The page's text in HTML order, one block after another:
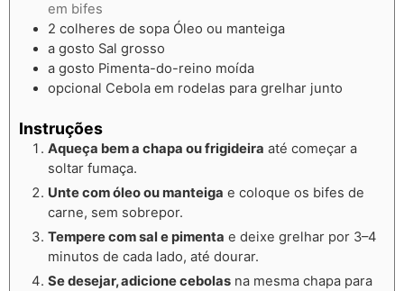
em bifes
2 colheres de sopa Óleo ou manteiga
a gosto Sal grosso
a gosto Pimenta-do-reino moída
opcional Cebola em rodelas para grelhar junto
Instruções
Aqueça bem a chapa ou frigideira até começar a
soltar fumaça.
Unte com óleo ou manteiga e coloque os bifes de
carne, sem sobrepor.
Tempere com sal e pimenta e deixe grelhar por 3–4
minutos de cada lado, até dourar.
Se desejar, adicione cebolas na mesma chapa para